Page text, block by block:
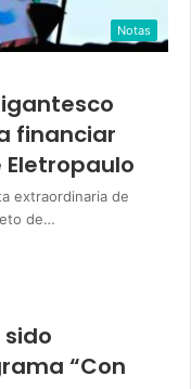
Notas
financiar
extraordinaria de
de…
“Con